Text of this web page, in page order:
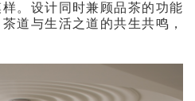
。设计同时兼顾品茶的功能
道与生活之道的共生共鸣，